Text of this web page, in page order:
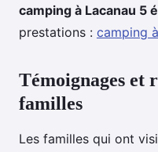
camping à Lacanau 5
prestations : camping
Témoignages et
familles
Les familles qui ont